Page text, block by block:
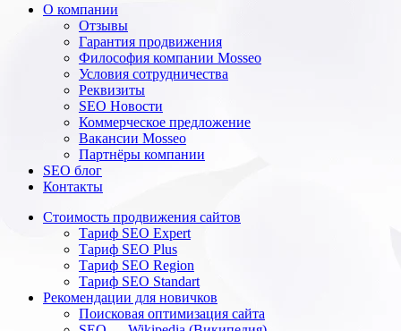
О компании
Отзывы
Гарантия продвижения
Философия компании Mosseo
Условия сотрудничества
Реквизиты
SEO Новости
Коммерческое предложение
Вакансии Mosseo
Партнёры компании
SEO блог
Контакты
Стоимость продвижения сайтов
Тариф SEO Expert
Тариф SEO Plus
Тариф SEO Region
Тариф SEO Standart
Рекомендации для новичков
Поисковая оптимизация сайта